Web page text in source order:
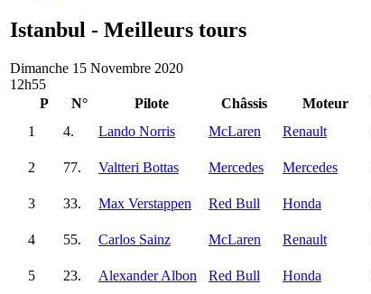
Istanbul - Meilleurs tours
Dimanche 15 Novembre 2020
12h55
P
N° Pilote Châssis Moteur
1
4. Lando Norris McLaren Renault
2
77. Valtteri Bottas Mercedes Mercedes
3
33. Max Verstappen Red Bull Honda
4
55. Carlos Sainz McLaren Renault
5
23. Alexander Albon Red Bull Honda